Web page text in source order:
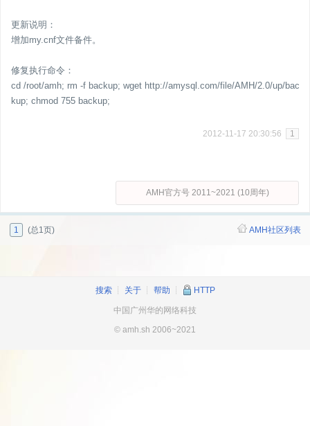
更新说明：
增加my.cnf文件备件。
修复执行命令：
cd /root/amh; rm -f backup; wget http://amysql.com/file/AMH/2.0/up/bac
kup; chmod 755 backup;
2012-11-17 20:30:56 1
AMH官方号 2011~2021 (10周年)
1 (总1页) AMH社区列表
搜索┊ 关于┊ 帮助 HTTP
中国广州华的网络科技
© amh.sh 2006~2021